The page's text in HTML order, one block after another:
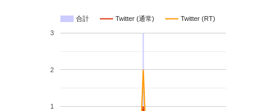
合計 Twitter (通常) Twitter (RT)
1
2
3